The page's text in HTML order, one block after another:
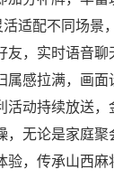
适配不同场景
友，实时语音聊
感拉满，画面
活动持续放送，
，无论是家庭聚
，传承山西麻